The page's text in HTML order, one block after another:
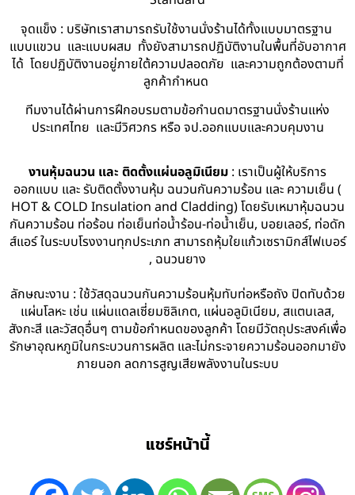
จุดแข็ง : บริษัทเราสามารถรับใช้งานนั่งร้านได้ทั้งแบบมาตรฐาน
แบบแขวน และแบบผสม ทั้งยังสามารถปฏิบัติงานในพื้นที่อับอากาศ
ได้ โดยปฏิบัติงานอยู่ภายใต้ความปลอดภัย และความถูกต้องตามที่
ลูกค้ากำหนด
ทีมงานได้ผ่านการฝึกอบรมตามข้อกำนดมาตรฐานนั่งร้านแห่ง
ประเทศไทย และมีวิศวกร หรือ จป.ออกแบบและควบคุมงาน
งานหุ้มฉนวน และ ติดตั้งแผ่นอลูมิเนียม : เราเป็นผู้ให้บริการ
ออกแบบ และ รับติดตั้งงานหุ้ม ฉนวนกันความร้อน และ ความเย็น (
HOT & COLD Insulation and Cladding) โดยรับเหมาหุ้มฉนวน
กันความร้อน ท่อร้อน ท่อเย็นท่อน้ำร้อน-ท่อน้ำเย็น, บอยเลอร์, ท่อดัก
ส์แอร์ ในระบบโรงงานทุกประเภท สามารถหุ้มใยแก้วเซรามิกส์ไฟเบอร์
, ฉนวนยาง
ลักษณะงาน : ใช้วัสดุฉนวนกันความร้อนหุ้มทับท่อหรือถัง ปิดทับด้วย
แผ่นโลหะ เช่น แผ่นแดลเซี่ยมซิลิเกต, แผ่นอลูมิเนียม, สแตนเลส,
สังกะสี และวัสดุอื่นๆ ตามข้อกำหนดของลูกค้า โดยมีวัตถุประสงค์เพื่อ
รักษาอุณหภูมิในกระบวนการผลิต และไม่กระจายความร้อนออกมายัง
ภายนอก ลดการสูญเสียพลังงานในระบบ
แชร์หน้านี้